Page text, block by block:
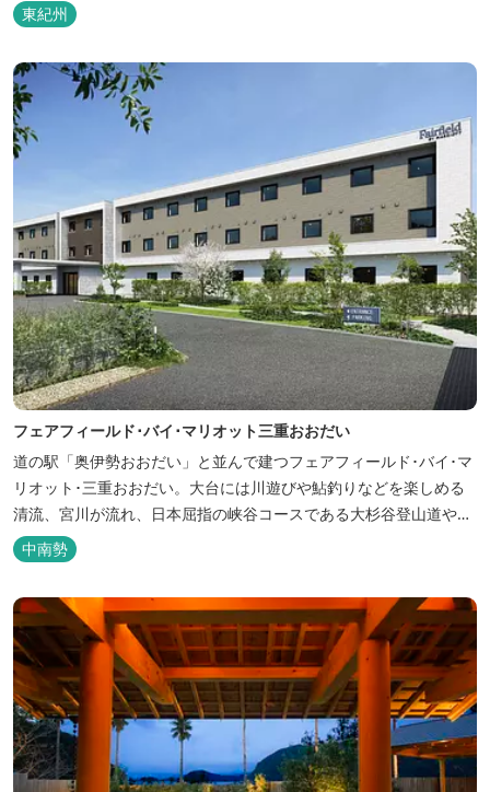
東紀州
フェアフィールド･バイ･マリオット三重おおだい
道の駅「奥伊勢おおだい」と並んで建つフェアフィールド･バイ･マ
リオット･三重おおだい。大台には川遊びや鮎釣りなどを楽しめる
清流、宮川が流れ、日本屈指の峡谷コースである大杉谷登山道や、
登山初心者から楽しめる総門山など、表情豊かな山々が連なりま
す。 日本の滝百選に選ばれている七ッ釜滝など、大自然が作り出す
四季折々の景観は実に壮大です。身も心もリフレッシュする旅の拠
点として、当ホテルは快適さを追...
中南勢